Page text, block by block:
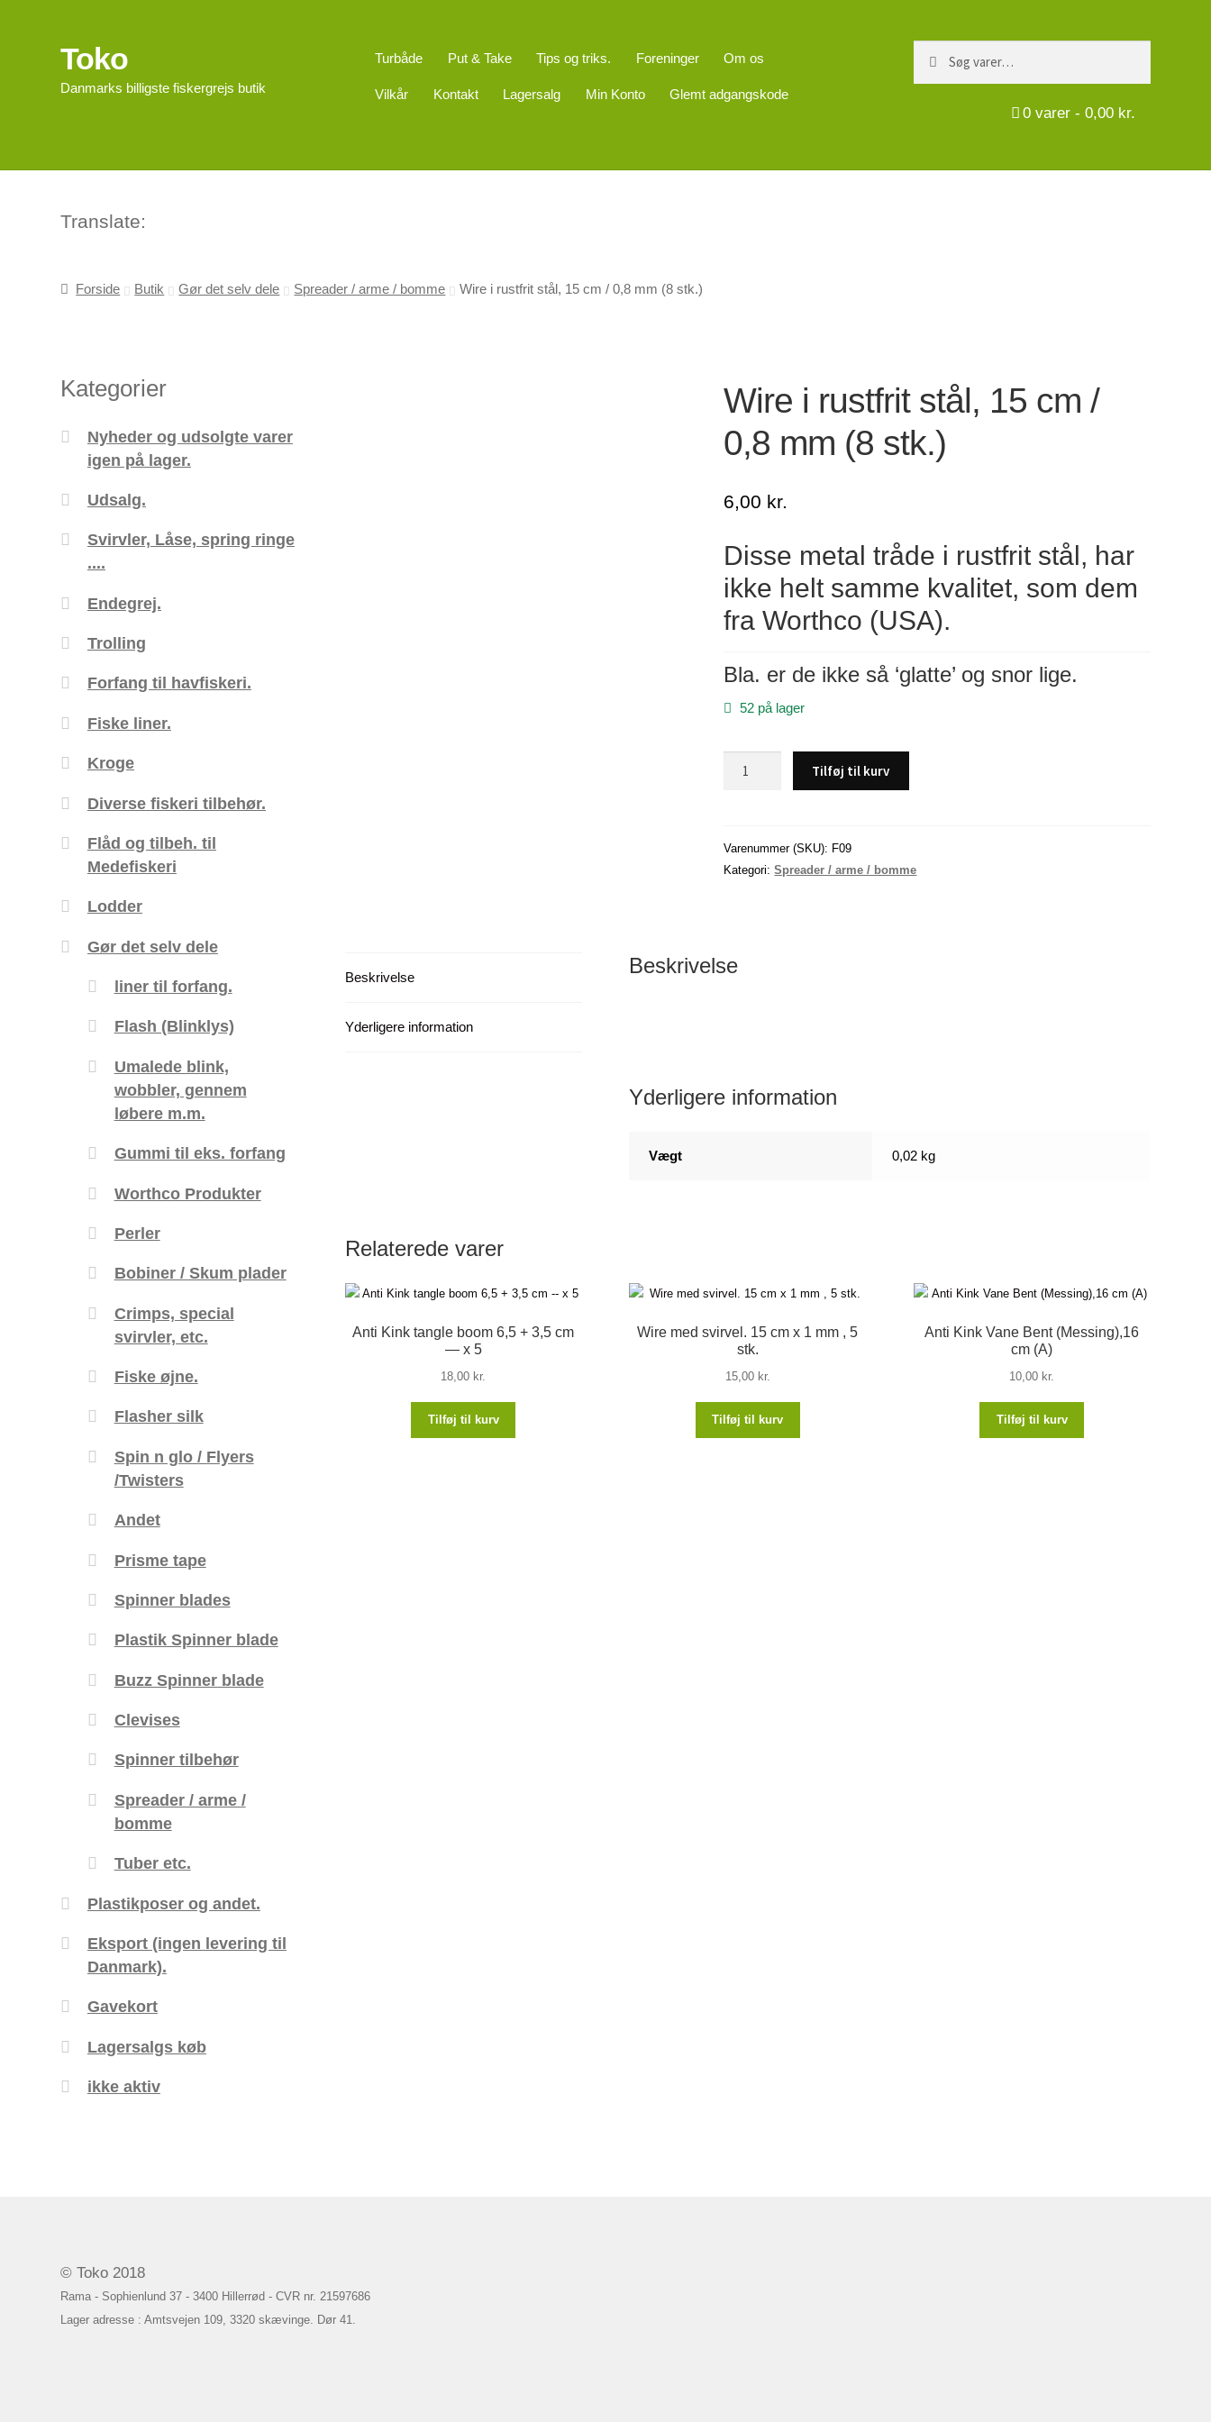
Spring
til
navigation
Spring
til
indhold
Toko
Danmarks billigste fiskergrejs butik
Turbåde Put & Take Tips og triks. Foreninger Om os
Vilkår Kontakt Lagersalg Min Konto Glemt adgangskode
0varer - 0,00 kr.
Translate:
Forside Butik Gør det selv dele Spreader / arme / bomme Wire i rustfrit stål, 15 cm / 0,8 mm (8 stk.)
Wire i rustfrit stål, 15 cm /
0,8 mm (8 stk.)
6,00 kr.
Disse metal tråde i rustfrit stål, har
ikke helt samme kvalitet, som dem
fra Worthco (USA).
Bla. er de ikke så ‘glatte’ og snor lige.
52 på lager
15
cm
stk.)
Tilføj til kurv
Varenummer (SKU): F09
Kategori:Spreader / arme / bomme
Beskrivelse
Yderligere information
Beskrivelse
Yderligere information
Vægt 0,02 kg
Relaterede varer
Anti Kink tangle boom 6,5 + 3,5 cm
— x 5
18,00 kr.
Tilføj til kurv
Wire med svirvel. 15 cm x 1 mm , 5
stk.
15,00 kr.
Tilføj til kurv
Anti Kink Vane Bent (Messing),16
cm (A)
10,00 kr.
Tilføj til kurv
Kategorier
Nyheder og udsolgte varer
igen på lager.
Udsalg.
Svirvler, Låse, spring ringe
....
Endegrej.
Trolling
Forfang til havfiskeri.
Fiske liner.
Kroge
Diverse fiskeri tilbehør.
Flåd og tilbeh. til
Medefiskeri
Lodder
Gør det selv dele
liner til forfang.
Flash (Blinklys)
Umalede blink,
wobbler, gennem
løbere m.m.
Gummi til eks. forfang
Worthco Produkter
Perler
Bobiner / Skum plader
Crimps, special
svirvler, etc.
Fiske øjne.
Flasher silk
Spin n glo / Flyers
/Twisters
Andet
Prisme tape
Spinner blades
Plastik Spinner blade
Buzz Spinner blade
Clevises
Spinner tilbehør
Spreader / arme /
bomme
Tuber etc.
Plastikposer og andet.
Eksport (ingen levering til
Danmark).
Gavekort
Lagersalgs køb
ikke aktiv
© Toko 2018
Rama - Sophienlund 37 - 3400 Hillerrød - CVR nr. 21597686
Lager adresse : Amtsvejen 109, 3320 skævinge. Dør 41.